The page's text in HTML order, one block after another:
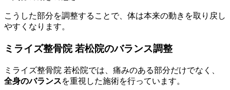
こうした部分を調整することで、体は本来の動きを取り戻し
やすくなります。
ミライズ整骨院 若松院のバランス調整
ミライズ整骨院 若松院では、痛みのある部分だけでなく、
全身のバランスを重視した施術を行っています。